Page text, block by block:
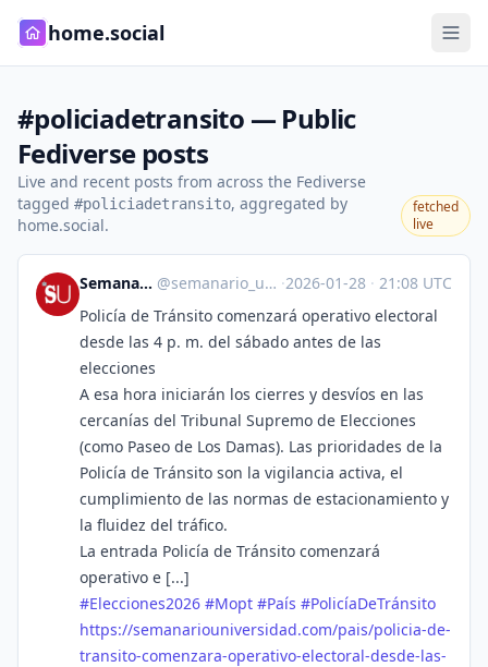
home.social
#policiadetransito — Public
Fediverse posts
Live and recent posts from across the Fediverse
tagged #policiadetransito, aggregated by
home.social.
fetched
live
Semanario Universidad @semanario_universidad@bots.fedi.cr ·2026-01-28 · 21:08 UTC
Policía de Tránsito comenzará operativo electoral
desde las 4 p. m. del sábado antes de las
elecciones
A esa hora iniciarán los cierres y desvíos en las
cercanías del Tribunal Supremo de Elecciones
(como Paseo de Los Damas). Las prioridades de la
Policía de Tránsito son la vigilancia activa, el
cumplimiento de las normas de estacionamiento y
la fluidez del tráfico.
La entrada Policía de Tránsito comenzará
operativo e [...]
#Elecciones2026 #Mopt #País #PolicíaDeTránsito
https://semanariouniversidad.com/pais/policia-de-
transito-comenzara-operativo-electoral-desde-las-